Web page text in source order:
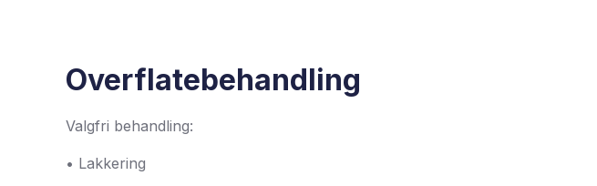
Overflatebehandling
Valgfri behandling:
• Lakkering